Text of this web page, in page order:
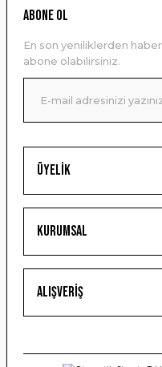
Ürün resmi kalitesiz,
Ürün bilgilerinde hatalar
Ürün fiyatı diğer
Bu ürüne benzer farklı
Üyelik
Kurumsal
Alışveriş
ABONE OL
En son yeniliklerden
abone olabilirsiniz.